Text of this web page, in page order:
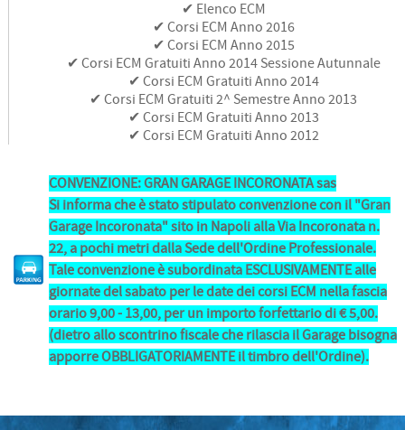
✔ Elenco ECM
✔ Corsi ECM Anno 2016
✔ Corsi ECM Anno 2015
✔ Corsi ECM Gratuiti Anno 2014 Sessione Autunnale
✔ Corsi ECM Gratuiti Anno 2014
✔ Corsi ECM Gratuiti 2^ Semestre Anno 2013
✔ Corsi ECM Gratuiti Anno 2013
✔ Corsi ECM Gratuiti Anno 2012
CONVENZIONE: GRAN GARAGE INCORONATA sas
Si informa che è stato stipulato convenzione con il "Gran
Garage Incoronata" sito in Napoli alla Via Incoronata n.
22, a pochi metri dalla Sede dell'Ordine Professionale.
Tale convenzione è subordinata ESCLUSIVAMENTE alle
giornate del sabato per le date dei corsi ECM nella fascia
orario 9,00 - 13,00, per un importo forfettario di € 5,00.
(dietro allo scontrino fiscale che rilascia il Garage bisogna
apporre OBBLIGATORIAMENTE il timbro dell'Ordine).